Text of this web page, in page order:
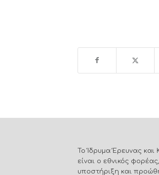
Το Ίδρυμα Έρευνας και
είναι ο εθνικός
υποστήριξη και